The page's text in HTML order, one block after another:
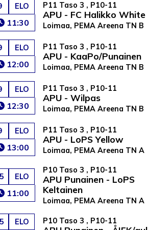
ELO
11:30
P11 Taso 3 , P10-11
APU - FC Halikko White
Loimaa, PEMA Areena TN B
ELO
12:00
P11 Taso 3 , P10-11
APU - KaaPo/Punainen
Loimaa, PEMA Areena TN B
ELO
12:30
P11 Taso 3 , P10-11
APU - Wilpas
Loimaa, PEMA Areena TN B
ELO
13:00
P11 Taso 3 , P10-11
APU - LoPS Yellow
Loimaa, PEMA Areena TN A
ELO
11:00
P10 Taso 3 , P10-11
APU Punainen - LoPS
Keltainen
Loimaa, PEMA Areena TN A
ELO P10 Taso 3 , P10-11